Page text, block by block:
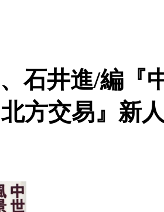
石井進/編
方交易』新